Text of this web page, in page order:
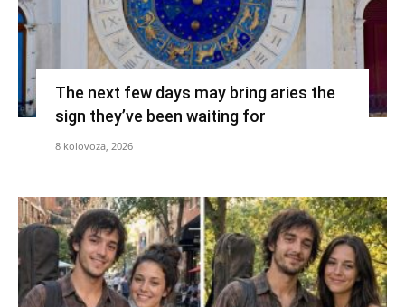
The next few days may bring aries the
sign they’ve been waiting for
8 kolovoza, 2026